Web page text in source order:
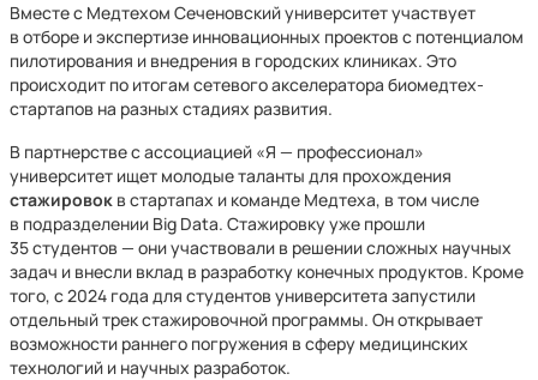
Вместе с Медтехом Сеченовский университет участвует
в отборе и экспертизе инновационных проектов с потенциалом
пилотирования и внедрения в городских клиниках. Это
происходит по итогам сетевого акселератора биомедтех-
стартапов на разных стадиях развития.
В партнерстве с ассоциацией «Я — профессионал»
университет ищет молодые таланты для прохождения
стажировок в стартапах и команде Медтеха, в том числе
в подразделении Big Data. Стажировку уже прошли
35 студентов — они участвовали в решении сложных научных
задач и внесли вклад в разработку конечных продуктов. Кроме
того, с 2024 года для студентов университета запустили
отдельный трек стажировочной программы. Он открывает
возможности раннего погружения в сферу медицинских
технологий и научных разработок.